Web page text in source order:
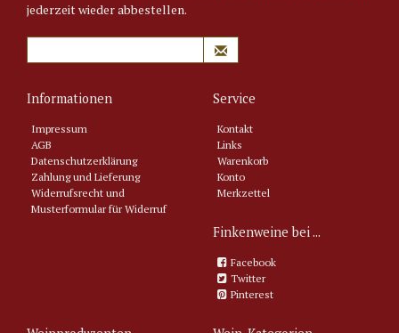
jederzeit wieder abbestellen.
Informationen
Impressum
AGB
Datenschutzerklärung
Zahlung und Lieferung
Widerrufsrecht und
Musterformular für Widerruf
Service
Kontakt
Links
Warenkorb
Konto
Merkzettel
Finkenweine bei ...
Facebook
Twitter
Pinterest